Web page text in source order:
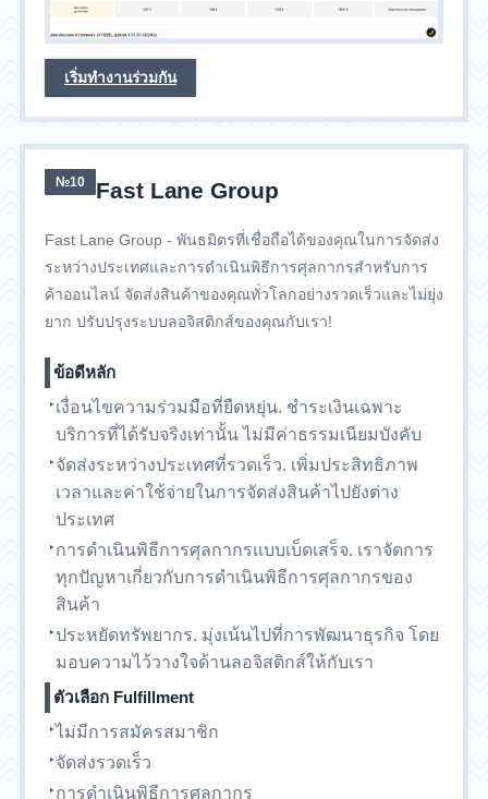
เริ่มทำงานร่วมกัน
№10 Fast Lane Group
Fast Lane Group - พันธมิตรที่เชื่อถือได้ของคุณในการจัดส่ง
ระหว่างประเทศและการดำเนินพิธีการศุลกากรสำหรับการ
ค้าออนไลน์ จัดส่งสินค้าของคุณทั่วโลกอย่างรวดเร็วและไม่ยุ่ง
ยาก ปรับปรุงระบบลอจิสติกส์ของคุณกับเรา!
ข้อดีหลัก
เงื่อนไขความร่วมมือที่ยืดหยุ่น. ชำระเงินเฉพาะ
บริการที่ได้รับจริงเท่านั้น ไม่มีค่าธรรมเนียมบังคับ
จัดส่งระหว่างประเทศที่รวดเร็ว. เพิ่มประสิทธิภาพ
เวลาและค่าใช้จ่ายในการจัดส่งสินค้าไปยังต่าง
ประเทศ
การดำเนินพิธีการศุลกากรแบบเบ็ดเสร็จ. เราจัดการ
ทุกปัญหาเกี่ยวกับการดำเนินพิธีการศุลกากรของ
สินค้า
ประหยัดทรัพยากร. มุ่งเน้นไปที่การพัฒนาธุรกิจ โดย
มอบความไว้วางใจด้านลอจิสติกส์ให้กับเรา
ตัวเลือก Fulfillment
ไม่มีการสมัครสมาชิก
จัดส่งรวดเร็ว
การดำเนินพิธีการศุลกากร